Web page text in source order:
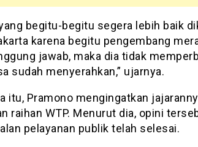
begitu-begitu segera lebih baik
karena begitu pengembang
jawab, maka dia tidak
sudah menyerahkan,” ujarnya.
itu, Pramono mengingatkan
raihan WTP. Menurut dia, opini
pelayanan publik telah selesai.